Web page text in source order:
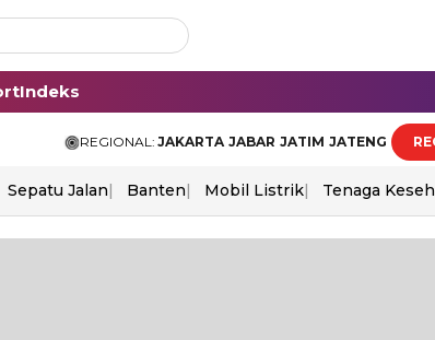
Indeks
REGIONAL: JAKARTA JABAR JATIM JATENG
Sepatu Jalan Banten Mobil Listrik Tenaga